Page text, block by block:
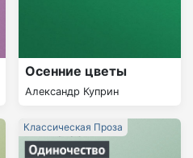
Осенние цветы
Александр Куприн
Классическая Проза